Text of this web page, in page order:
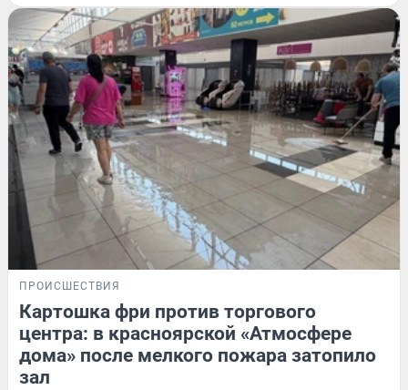
ПРОИСШЕСТВИЯ
Картошка фри против торгового
центра: в красноярской «Атмосфере
дома» после мелкого пожара затопило
зал